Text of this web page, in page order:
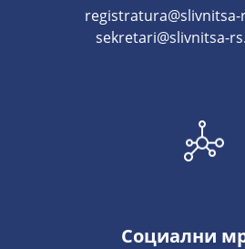
sekretari@slivnitsa-
Социални